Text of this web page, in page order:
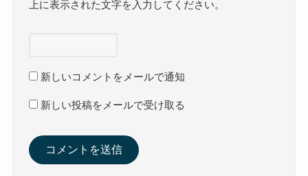
上に表示された文字を入力してください。
新しいコメントをメールで通知
新しい投稿をメールで受け取る